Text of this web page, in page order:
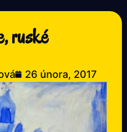
ruské
26 února, 2017